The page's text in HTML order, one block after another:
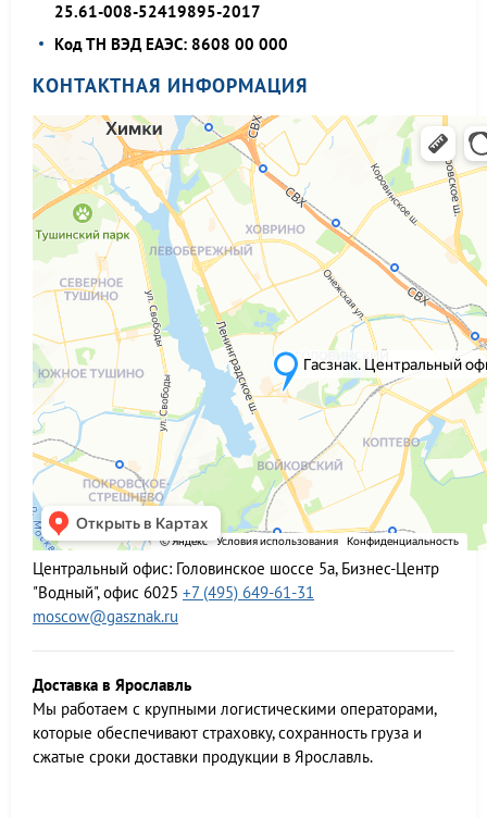
25.61-008-52419895-2017
Код ТН ВЭД ЕАЭС: 8608 00 000
КОНТАКТНАЯ ИНФОРМАЦИЯ
Центральный офис: Головинское шоссе 5а, Бизнес-Центр
"Водный", офис 6025 +7 (495) 649-61-31
moscow@gasznak.ru
Доставка в Ярославль
Мы работаем c крупными логистическими операторами,
которые обеспечивают страховку, сохранность груза и
сжатые сроки доставки продукции в Ярославль.